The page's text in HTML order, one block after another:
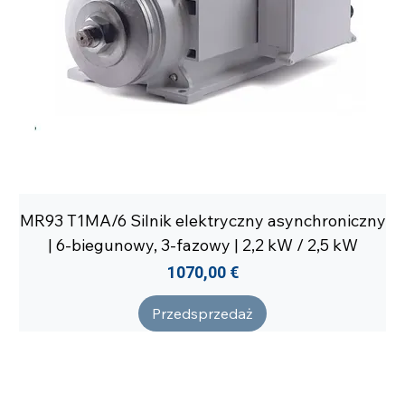
MR93 T1MA/6 Silnik elektryczny asynchroniczny
| 6-biegunowy, 3-fazowy | 2,2 kW / 2,5 kW
Cena
1070,00 €
Przedsprzedaż